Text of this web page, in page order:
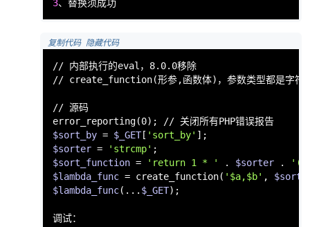
3、替换须成功
复制代码 隐藏代码
// 内部执行的eval ，8.0.0移除
// create_function(形参,函数体)，参数类型都是字符
// 源码
$sort_by = $_GET[ 'sort_by'
$sorter = 'strcmp'
$sort_function = 'return 1 * ' . $sorter .
$lambda_func = create_function( '$a,$b' ,
$lambda_func(... $_GET);